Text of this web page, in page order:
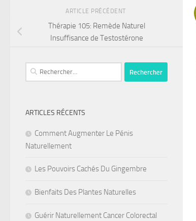
ARTICLE PRÉCÉDENT
Thérapie 105: Remède Naturel
Insuffisance de Testostérone
Rechercher :
ARTICLES RÉCENTS
Comment Augmenter Le Pénis
Naturellement
Les Pouvoirs Cachés Du Gingembre
Bienfaits Des Plantes Naturelles
Guérir Naturellement Cancer Colorectal